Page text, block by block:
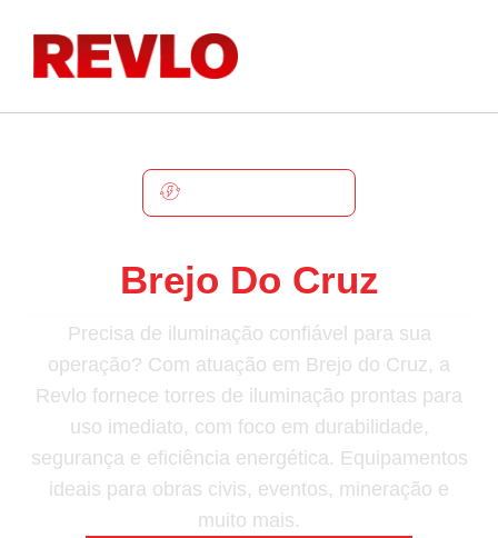
Brejo Do Cruz
Precisa de iluminação confiável para sua
operação? Com atuação em Brejo do Cruz, a
Revlo fornece torres de iluminação prontas para
uso imediato, com foco em durabilidade,
segurança e eficiência energética. Equipamentos
ideais para obras civis, eventos, mineração e
muito mais.